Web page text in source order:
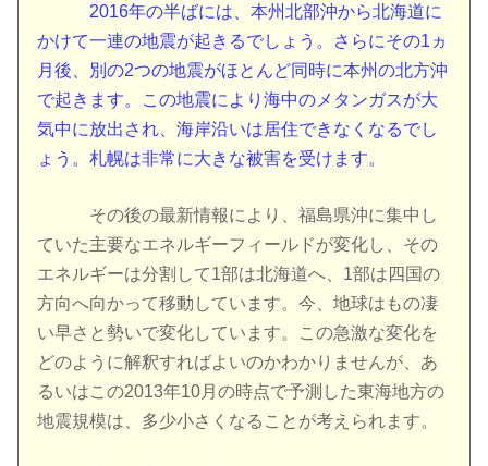
2016年の半ばには、本州北部沖から北海道に
かけて一連の地震が起きるでしょう。さらにその1ヵ
月後、別の2つの地震がほとんど同時に本州の北方沖
で起きます。この地震により海中のメタンガスが大
気中に放出され、海岸沿いは居住できなくなるでし
ょう。札幌は非常に大きな被害を受けます。
その後の最新情報により、福島県沖に集中し
ていた主要なエネルギーフィールドが変化し、その
エネルギーは分割して1部は北海道へ、1部は四国の
方向へ向かって移動しています。今、地球はもの凄
い早さと勢いで変化しています。この急激な変化を
どのように解釈すればよいのかわかりませんが、あ
るいはこの2013年10月の時点で予測した東海地方の
地震規模は、多少小さくなることが考えられます。